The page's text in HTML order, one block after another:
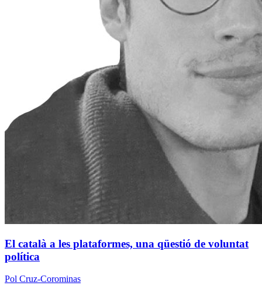
El català a les plataformes, una qüestió de voluntat
política
Pol Cruz-Corominas